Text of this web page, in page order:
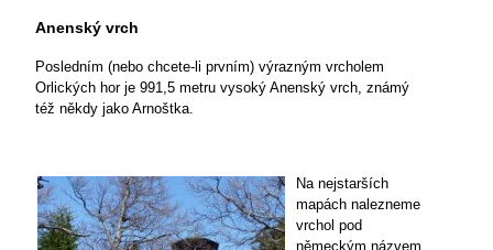
Anenský vrch
Posledním (nebo chcete-li prvním) výrazným vrcholem
Orlických hor je 991,5 metru vysoký Anenský vrch, známý
též někdy jako Arnoštka.
Na nejstarších
mapách nalezneme
vrchol pod
německým názvem